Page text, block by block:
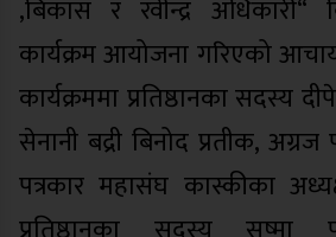
,बिकास र रवीन्द्र अधिकारी“
कार्यक्रम आयोजना गरिएको
कार्यक्रममा प्रतिष्ठानका सदस्य
सेनानी बद्री बिनोद प्रतीक,
पत्रकार महासंघ कास्कीका